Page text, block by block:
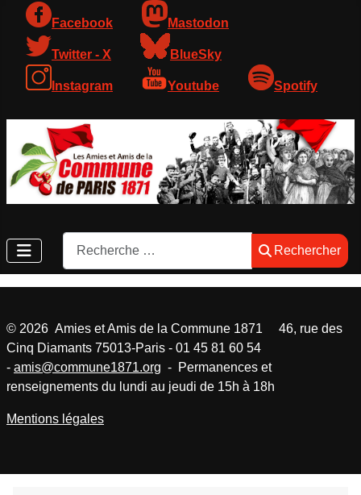
Facebook Mastodon
Twitter - X BlueSky
Instagram Youtube Spotify
Rechercher
Rechercher
© 2026 Amies et Amis de la Commune 1871 46, rue des
Cinq Diamants 75013-Paris - 01 45 81 60 54
- amis@commune1871.org - Permanences et
renseignements du lundi au jeudi de 15h à 18h
Mentions légales